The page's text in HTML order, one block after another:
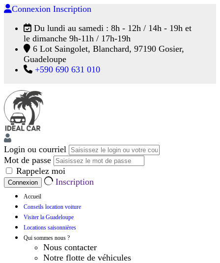
Connexion Inscription
Du lundi au samedi : 8h - 12h / 14h - 19h et
le dimanche 9h-11h / 17h-19h
6 Lot Saingolet, Blanchard, 97190 Gosier,
Guadeloupe
+590 690 631 010
Login ou courriel
Mot de passe
Rappelez moi
Inscription
Accueil
Conseils location voiture
Visiter la Guadeloupe
Locations saisonnières
Qui sommes nous ?
Nous contacter
Notre flotte de véhicules